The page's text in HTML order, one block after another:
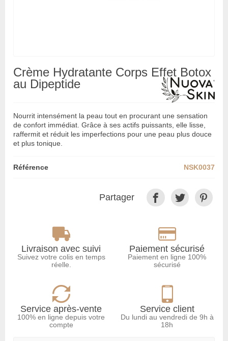
Crème Hydratante Corps Effet Botox
au Dipeptide
Nourrit intensément la peau tout en procurant une sensation
de confort immédiat. Grâce à ses actifs puissants, elle lisse,
raffermit et réduit les imperfections pour une peau plus douce
et plus tonique.
Référence NSK0037
Partager
Livraison avec suivi
Suivez votre colis en temps
réelle.
Paiement sécurisé
Paiement en ligne 100%
sécurisé
Service après-vente
100% en ligne depuis votre
compte
Service client
Du lundi au vendredi de 9h à
18h